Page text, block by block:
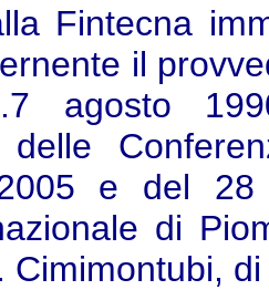
Fintecna
il
agosto
delle
e del
di
Cimimontubi,